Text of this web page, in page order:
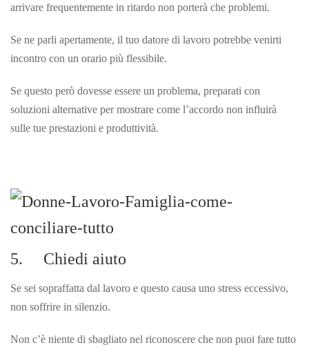
arrivare frequentemente in ritardo non porterà che problemi.
Se ne parli apertamente, il tuo datore di lavoro potrebbe venirti
incontro con un orario più flessibile.
Se questo però dovesse essere un problema, preparati con
soluzioni alternative per mostrare come l’accordo non influirà
sulle tue prestazioni e produttività.
5. Chiedi aiuto
Se sei sopraffatta dal lavoro e questo causa uno stress eccessivo,
non soffrire in silenzio.
Non c’è niente di sbagliato nel riconoscere che non puoi fare tutto